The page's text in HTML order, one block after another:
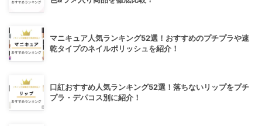
マニキュア人気ランキング52選！おすすめのプチプラや速
乾タイプのネイルポリッシュを紹介！
口紅おすすめ人気ランキング52選！落ちないリップをプチ
プラ・デパコス別に紹介！